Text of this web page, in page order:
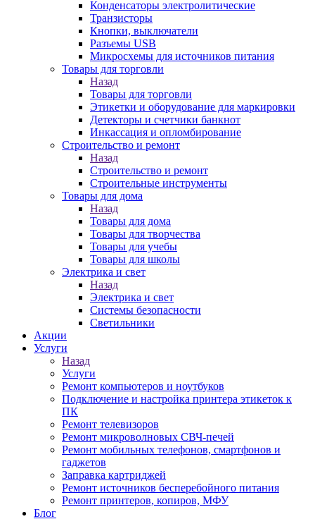
Конденсаторы электролитические
Транзисторы
Кнопки, выключатели
Разъемы USB
Микросхемы для источников питания
Товары для торговли
Назад
Товары для торговли
Этикетки и оборудование для маркировки
Детекторы и счетчики банкнот
Инкассация и опломбирование
Строительство и ремонт
Назад
Строительство и ремонт
Строительные инструменты
Товары для дома
Назад
Товары для дома
Товары для творчества
Товары для учебы
Товары для школы
Электрика и свет
Назад
Электрика и свет
Системы безопасности
Светильники
Акции
Услуги
Назад
Услуги
Ремонт компьютеров и ноутбуков
Подключение и настройка принтера этикеток к
ПК
Ремонт телевизоров
Ремонт микроволновых СВЧ-печей
Ремонт мобильных телефонов, смартфонов и
гаджетов
Заправка картриджей
Ремонт источников бесперебойного питания
Ремонт принтеров, копиров, МФУ
Блог